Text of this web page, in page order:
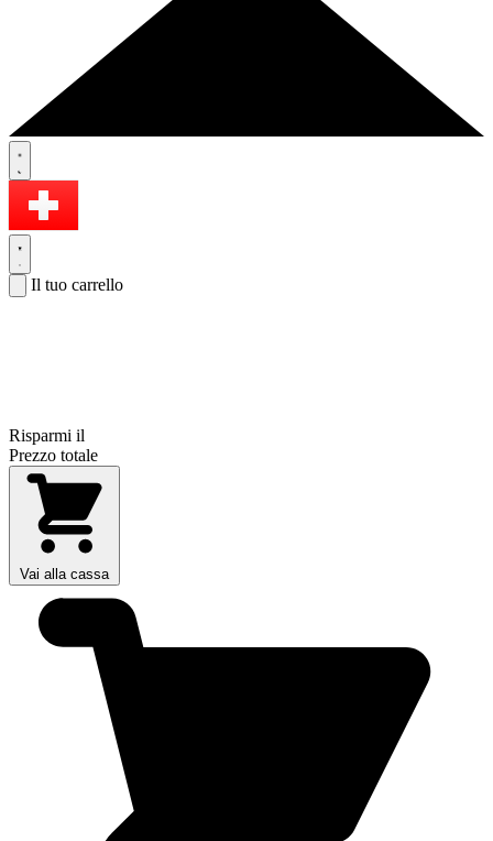
Il tuo carrello
Risparmi il
Prezzo totale
Vai alla cassa